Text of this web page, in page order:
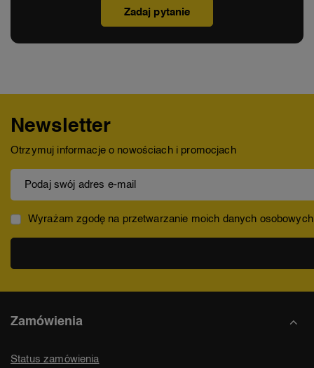
Zadaj pytanie
Newsletter
Otrzymuj informacje o nowościach i promocjach
Podaj swój adres e-mail
Wyrażam zgodę na przetwarzanie moich danych
Zamówienia
Status zamówienia